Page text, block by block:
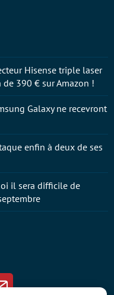
Newsletter
Hisense triple laser
de 390 € sur Amazon !
Galaxy ne recevront
enfin à deux de ses
il sera difficile de